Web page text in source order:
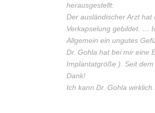
herausgestellt:
Der ausländischer Arzt
Verkapselung gebildet. …
Allgemein ein ungutes
Dr. Gohla hat bei mir eine
Implantatgröße ). Seit
Dank!
Ich kann Dr. Gohla